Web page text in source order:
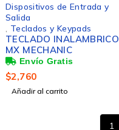
Dispositivos de Entrada y
Salida
Teclados y Keypads
TECLADO INALAMBRICO
MX MECHANIC
$2,760
Añadir al carrito
1